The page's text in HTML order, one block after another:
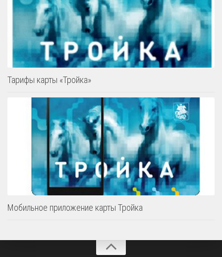
Тарифы карты «Тройка»
Мобильное приложение карты Тройка